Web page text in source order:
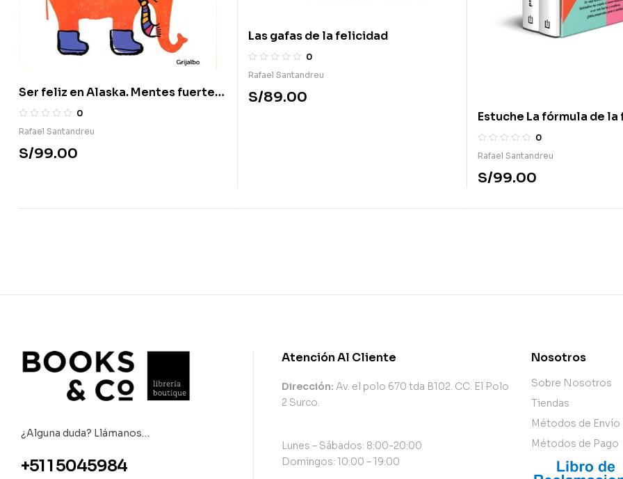
Ser feliz en Alaska. Mentes fuertes
contra viento y marea
0
Rafael Santandreu
S/99.00
Las gafas de la felicidad
0
Rafael Santandreu
S/89.00
Estuche La fórmula de
Las gafas de la felicidad.
en Alaska.
0
Rafael Santandreu
S/99.00
¿Alguna duda? Llámanos…
+51 1 5045984
Atención Al Cliente
Dirección: Av. el polo 670 tda B102. CC. El Polo
2 Surco.
Lunes – Sábados: 8:00-20:00
Domingos: 10:00 – 19:00
Nosotros
Sobre Nosotros
Tiendas
Métodos de Envío
Métodos de Pago